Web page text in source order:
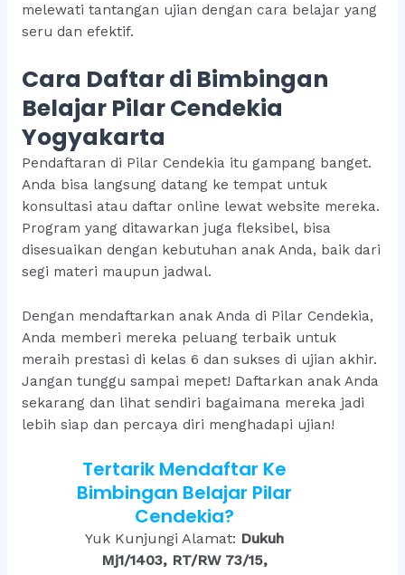
melewati tantangan ujian dengan cara belajar yang
seru dan efektif.
Cara Daftar di Bimbingan
Belajar Pilar Cendekia
Yogyakarta
Pendaftaran di Pilar Cendekia itu gampang banget.
Anda bisa langsung datang ke tempat untuk
konsultasi atau daftar online lewat website mereka.
Program yang ditawarkan juga fleksibel, bisa
disesuaikan dengan kebutuhan anak Anda, baik dari
segi materi maupun jadwal.
Dengan mendaftarkan anak Anda di Pilar Cendekia,
Anda memberi mereka peluang terbaik untuk
meraih prestasi di kelas 6 dan sukses di ujian akhir.
Jangan tunggu sampai mepet! Daftarkan anak Anda
sekarang dan lihat sendiri bagaimana mereka jadi
lebih siap dan percaya diri menghadapi ujian!
Tertarik Mendaftar Ke
Bimbingan Belajar Pilar
Cendekia?
Yuk Kunjungi Alamat: Dukuh
Mj1/1403, RT/RW 73/15,